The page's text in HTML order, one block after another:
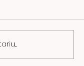
VALEA